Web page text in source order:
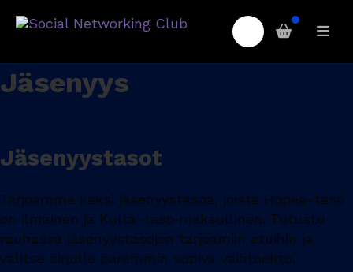
Jäsenyys
Jäsenyystasot
Tarjoamme kaksi jäsenyystasoa, joista Hopea-taso
on ilmainen ja Kulta-taso maksullinen. Tutustu
rauhassa jäsenyystasojen tarjoamiin etuihin ja
valitse sinulle paremmin sopiva vaihtoehto.